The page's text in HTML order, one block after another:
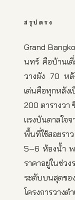
สรุปตรง
Grand
นทร์ คือบ้านเ
วางผัง 70 ห
เด่นคือทุกหลัง
200 ตารางวา
แรงบันดาลใจ
พื้นที่ใช้สอยร
5–6 ห้องน้ำ
ราคาอยู่ในช่
ระดับบนสุดข
โครงการวาง